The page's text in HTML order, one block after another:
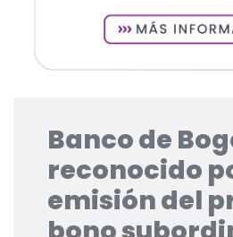
Banco de
reconocido
emisión del